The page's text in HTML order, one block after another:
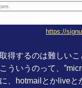
https://
得するのは難しい
ういうのって、
、hotmailとかlive